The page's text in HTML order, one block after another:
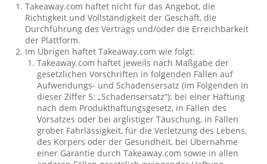
Takeaway.com haftet nicht für das Angebot, die
Richtigkeit und Vollständigkeit der Geschäft, die
Durchführung des Vertrags und/oder die Erreichbarkeit
der Plattform.
Im Übrigen haftet Takeaway.com wie folgt:
Takeaway.com haftet jeweils nach Maßgabe der
gesetzlichen Vorschriften in folgenden Fällen auf
Aufwendungs- und Schadensersatz (im Folgenden in
dieser Ziffer 5: „Schadensersatz“): bei einer Haftung
nach dem Produkthaftungsgesetz, in Fällen des
Vorsatzes oder bei arglistiger Täuschung, in Fällen
grober Fahrlässigkeit, für die Verletzung des Lebens,
des Körpers oder der Gesundheit, bei Übernahme
einer Garantie durch Takeaway.com sowie in allen